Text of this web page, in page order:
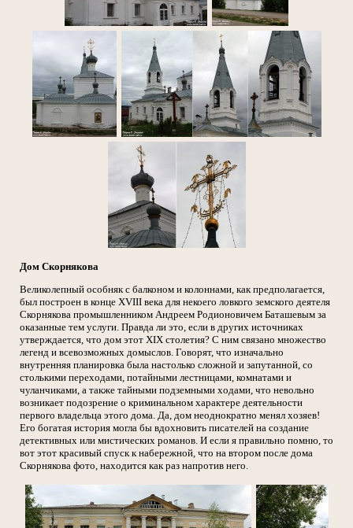
Дом Скорнякова
Великолепный особняк с балконом и колоннами, как предполагается,
был построен в конце XVIII века для некоего ловкого земского деятеля
Скорнякова промышленником Андреем Родионовичем Баташевым за
оказанные тем услуги. Правда ли это, если в других источниках
утверждается, что дом этот XIX столетия? С ним связано множество
легенд и всевозможных домыслов. Говорят, что изначально
внутренняя планировка была настолько сложной и запутанной, со
столькими переходами, потайными лестницами, комнатами и
чуланчиками, а также тайными подземными ходами, что невольно
возникает подозрение о криминальном характере деятельности
первого владельца этого дома. Да, дом неоднократно менял хозяев!
Его богатая история могла бы вдохновить писателей на создание
детективных или мистических романов. И если я правильно помню, то
вот этот красивый спуск к набережной, что на втором после дома
Скорнякова фото, находится как раз напротив него.